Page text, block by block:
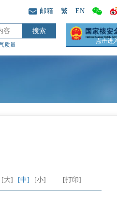
邮箱 繁 EN
质量
点击进
[打印]
[大] [中] [小]